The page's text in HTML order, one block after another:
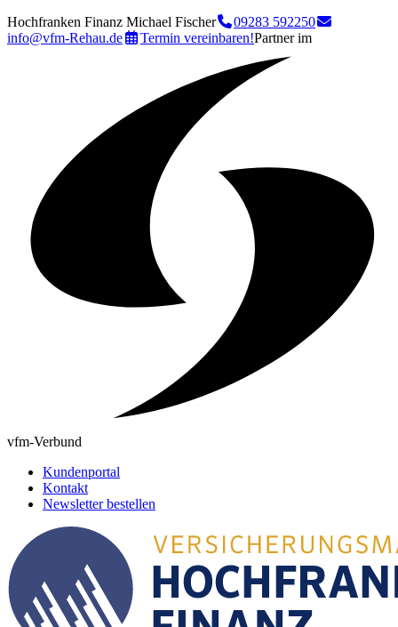
Hochfranken Finanz Michael Fischer
09283 592250
info@vfm-Rehau.de
Termin vereinbaren!Partner im
vfm-Verbund
Kundenportal
Kontakt
Newsletter bestellen